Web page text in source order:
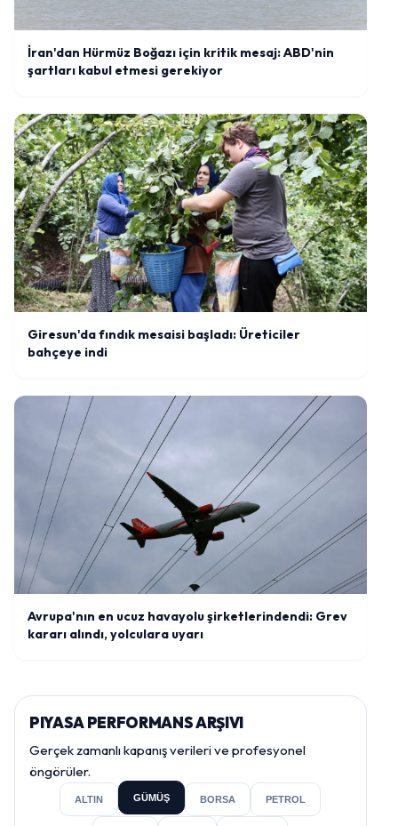
İran'dan Hürmüz Boğazı için kritik mesaj: ABD'nin
şartları kabul etmesi gerekiyor
Giresun'da fındık mesaisi başladı: Üreticiler
bahçeye indi
Avrupa'nın en ucuz havayolu şirketlerindendi: Grev
kararı alındı, yolculara uyarı
PIYASA PERFORMANS ARŞIVI
Gerçek zamanlı kapanış verileri ve profesyonel
öngörüler.
ALTIN GÜMÜŞ BORSA PETROL